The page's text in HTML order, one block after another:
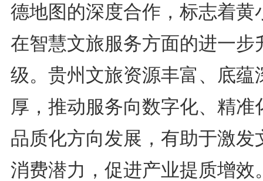
德地图的深度合作，标志着黄
在智慧文旅服务方面的进一步
级。贵州文旅资源丰富、底蕴
厚，推动服务向数字化、精准
品质化方向发展，有助于激发
消费潜力，促进产业提质增效